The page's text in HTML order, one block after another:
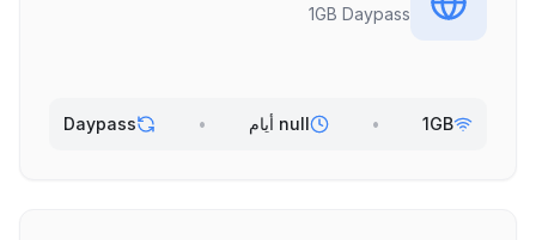
1GB Daypass
1GB
• null أيام •
Daypass